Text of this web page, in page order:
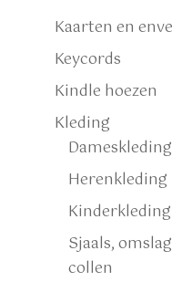
Kaarten en
Keycords
Kindle hoezen
Kleding
Dameskleding
Herenkleding
Kinderkleding
Sjaals,
collen